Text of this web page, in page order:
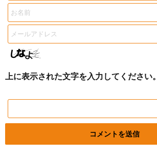
上に表示された文字を入力してください。